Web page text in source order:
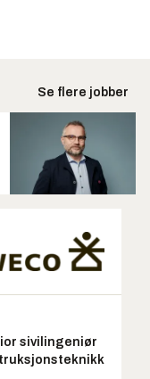
Se flere jobber
sivilingeniør